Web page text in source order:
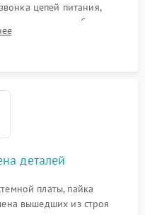
цепей питания,
колес и турбины
и инфракрасных
деталей
платы, пайка
вышедших из строя